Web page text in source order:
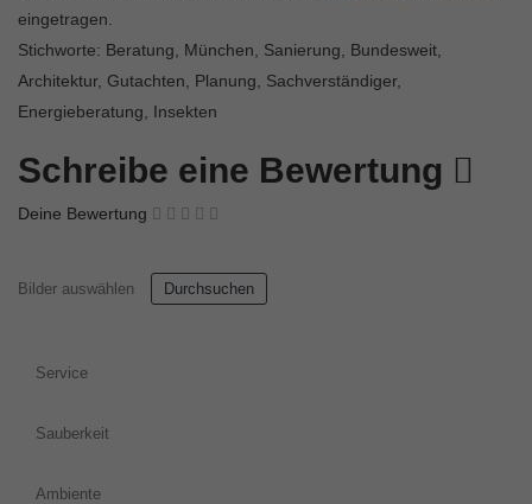
eingetragen.
Stichworte: Beratung, München, Sanierung, Bundesweit,
Architektur, Gutachten, Planung, Sachverständiger,
Energieberatung, Insekten
Schreibe eine Bewertung
Deine Bewertung
Bilder auswählen Durchsuchen
Service
Sauberkeit
Ambiente